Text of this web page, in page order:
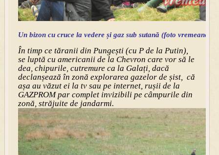
Un bizon cu cruce la vedere și gaz sub sutană (foto
În timp ce tăranii din Pungești (cu P de la Putin),
se luptă cu americanii de la Chevron care vor să le
dea, chipurile, cutremure ca la Galați, dacă
declanșează în zonă explorarea gazelor de șist, că
așa au văzut ei la tv sau pe internet, rușii de la
GAZPROM par complet invizibili pe câmpurile din
zonă, străjuite de jandarmi.